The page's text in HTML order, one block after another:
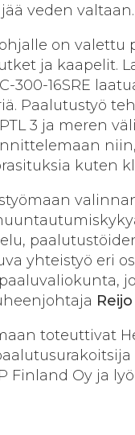
veden valtaan.
on valettu
ja kaapelit.
300-16SRE
Paalutustyö
3 ja meren
kuten
yhteistyö eri
toteuttivat
Finland Oy ja